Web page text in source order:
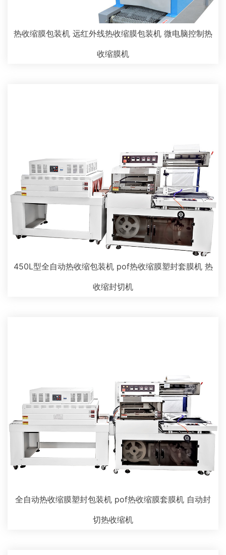
热收缩膜包装机 远红外线热收缩膜包装机 微电脑控制热
收缩膜机
450L型全自动热收缩包装机 pof热收缩膜塑封套膜机 热
收缩封切机
全自动热收缩膜塑封包装机 pof热收缩膜套膜机 自动封
切热收缩机